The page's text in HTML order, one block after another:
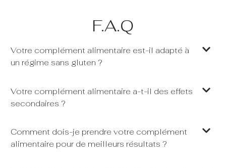
F.A.Q
Votre complément alimentaire est-il adapté à
un régime sans gluten ?
Votre complément alimentaire a-t-il des effets
secondaires ?
Comment dois-je prendre votre complément
alimentaire pour de meilleurs résultats ?